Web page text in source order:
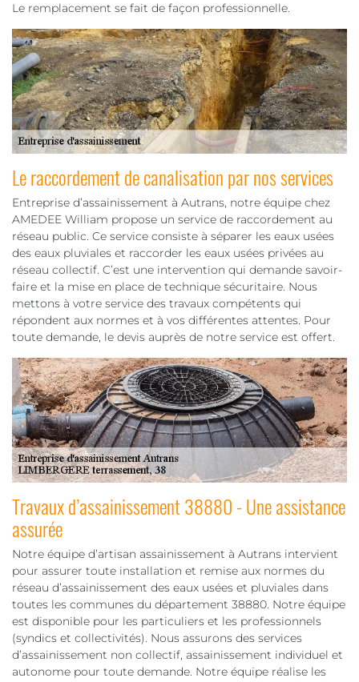
Le remplacement se fait de façon professionnelle.
Le raccordement de canalisation par nos services
Entreprise d’assainissement à Autrans, notre équipe chez
AMEDEE William propose un service de raccordement au
réseau public. Ce service consiste à séparer les eaux usées
des eaux pluviales et raccorder les eaux usées privées au
réseau collectif. C’est une intervention qui demande savoir-
faire et la mise en place de technique sécuritaire. Nous
mettons à votre service des travaux compétents qui
répondent aux normes et à vos différentes attentes. Pour
toute demande, le devis auprès de notre service est offert.
Travaux d’assainissement 38880 - Une assistance
assurée
Notre équipe d’artisan assainissement à Autrans intervient
pour assurer toute installation et remise aux normes du
réseau d’assainissement des eaux usées et pluviales dans
toutes les communes du département 38880. Notre équipe
est disponible pour les particuliers et les professionnels
(syndics et collectivités). Nous assurons des services
d’assainissement non collectif, assainissement individuel et
autonome pour toute demande. Notre équipe réalise les